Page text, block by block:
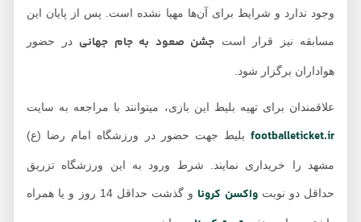
وجود ندارد و شرایط برای آن‌ها مهیا نشده است. پس از پایان این
مسابقه نیز قرار استجشن صعود به جام جهانیدر حضور
هواداران برگزار شود.
علاقمندان برای تهیه بلیط این بازی، میتوانند با مراجعه به سایت
footballeticket.irبلیط جهت حضور در ورزشگاه امام رضا (ع)
مشهد را خریداری نمایند. شرط ورود به این ورزشگاه تزریق
حداقل دو نوبتواکسن کرونا و گذشت حداقل 14 روز و یا همراه